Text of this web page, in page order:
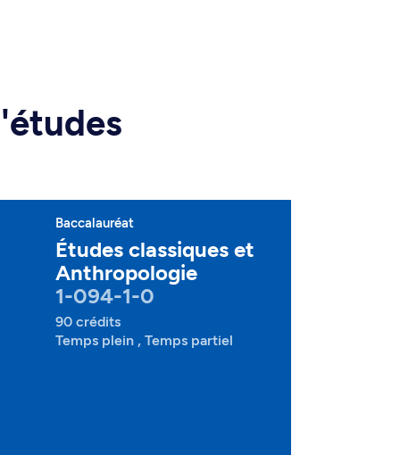
Baccalauréat
Études classiques et
Anthropologie
1-094-1-0
90 crédits
Temps plein , Temps partiel